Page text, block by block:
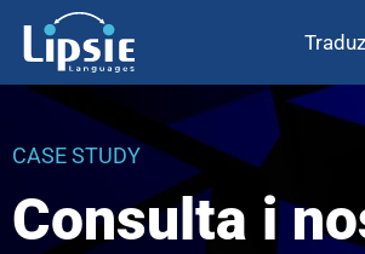
CASE STUDY
Consulta i